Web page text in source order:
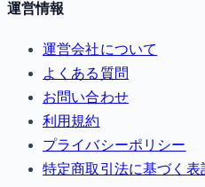
運営情報
運営会社について
よくある質問
お問い合わせ
利用規約
プライバシーポリシー
特定商取引法に基づく表